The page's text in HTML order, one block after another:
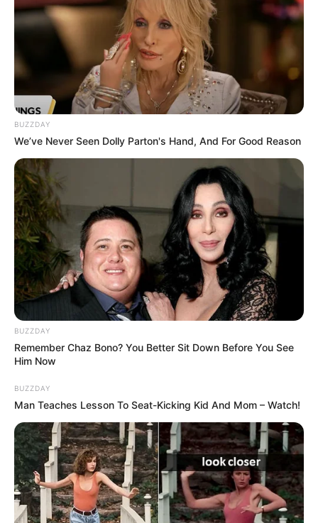
This New Will Give You An Erection After +45
MEDVI
Buried In $10,000+ Of High-Interest Debt? Read Page
2 Before Paying
BUZZDAY
We’ve Never Seen Dolly Parton's Hand, And For Good Reason
BUZZDAY
Remember Chaz Bono? You Better Sit Down Before You See
Him Now
BUZZDAY
Man Teaches Lesson To Seat-Kicking Kid And Mom – Watch!